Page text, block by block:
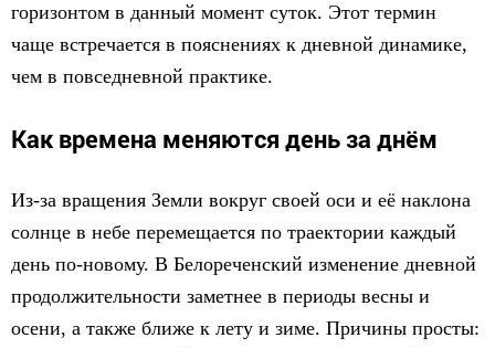
горизонтом в данный момент суток. Этот термин
чаще встречается в пояснениях к дневной динамике,
чем в повседневной практике.
Как времена меняются день за днём
Из-за вращения Земли вокруг своей оси и её наклона
солнце в небе перемещается по траектории каждый
день по‑новому. В Белореченский изменение дневной
продолжительности заметнее в периоды весны и
осени, а также ближе к лету и зиме. Причины просты: